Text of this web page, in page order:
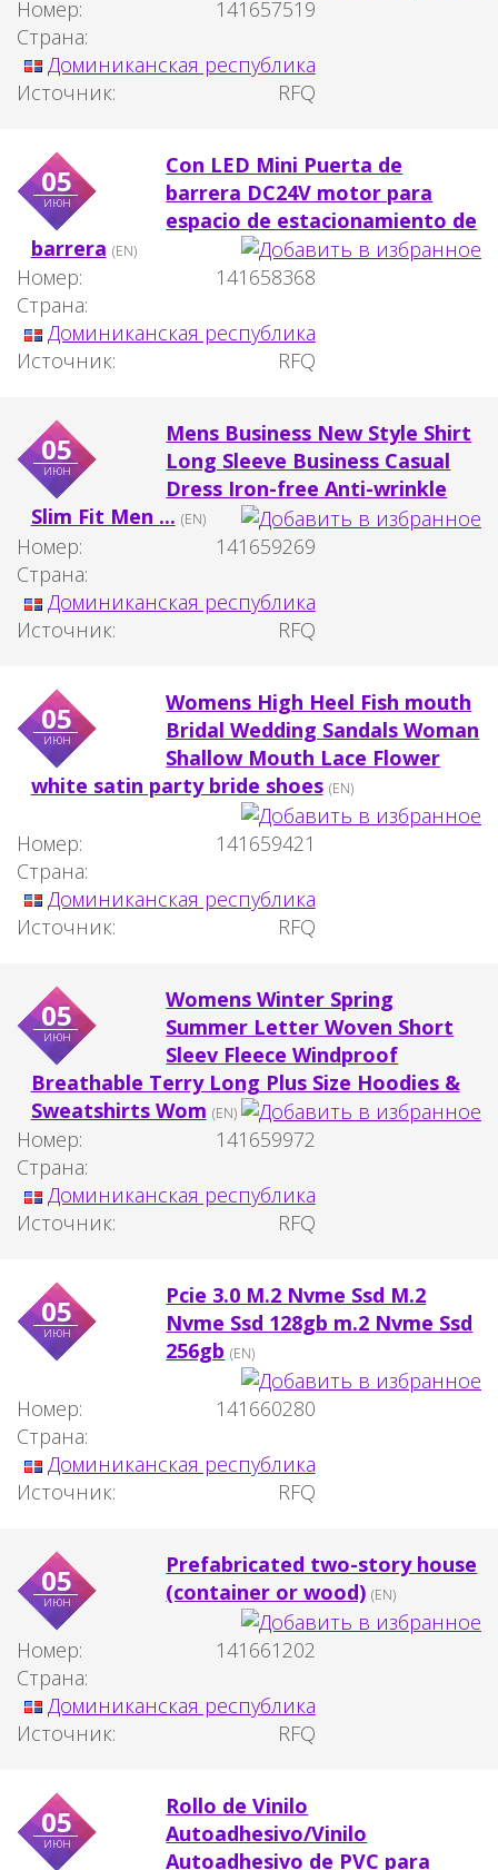
Номер:
141657519
Страна:
Доминиканская республика
Источник:
RFQ
05
июн
Con LED Mini Puerta de
barrera DC24V motor para
espacio de estacionamiento de
barrera (EN)
Номер:
141658368
Страна:
Доминиканская республика
Источник:
RFQ
05
июн
Mens Business New Style Shirt
Long Sleeve Business Casual
Dress Iron-free Anti-wrinkle
Slim Fit Men ... (EN)
Номер:
141659269
Страна:
Доминиканская республика
Источник:
RFQ
05
июн
Womens High Heel Fish mouth
Bridal Wedding Sandals Woman
Shallow Mouth Lace Flower
white satin party bride shoes (EN)
Номер:
141659421
Страна:
Доминиканская республика
Источник:
RFQ
05
июн
Womens Winter Spring
Summer Letter Woven Short
Sleev Fleece Windproof
Breathable Terry Long Plus Size Hoodies &
Sweatshirts Wom (EN)
Номер:
141659972
Страна:
Доминиканская республика
Источник:
RFQ
05
июн
Pcie 3.0 M.2 Nvme Ssd M.2
Nvme Ssd 128gb m.2 Nvme Ssd
256gb (EN)
Номер:
141660280
Страна:
Доминиканская республика
Источник:
RFQ
05
июн
Prefabricated two-story house
(container or wood) (EN)
Номер:
141661202
Страна:
Доминиканская республика
Источник:
RFQ
05
июн
Rollo de Vinilo
Autoadhesivo/Vinilo
Autoadhesivo de PVC para